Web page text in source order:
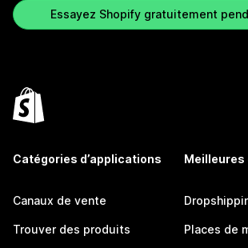
Essayez Shopify gratuitement
Catégories d’applications
Canaux de vente
Trouver des produits Places de